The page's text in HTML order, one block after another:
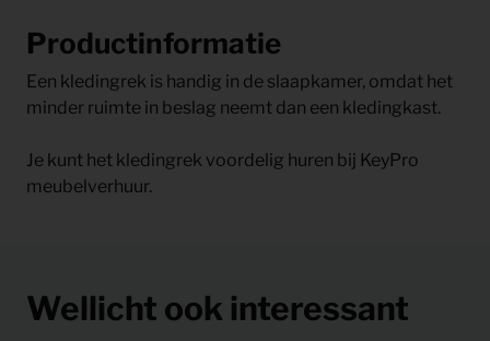
Productinformatie
Een kledingrek is handig in de slaapkamer, omdat het
minder ruimte in beslag neemt dan een kledingkast.
Je kunt het kledingrek voordelig huren bij KeyPro
meubelverhuur.
Wellicht ook interessant